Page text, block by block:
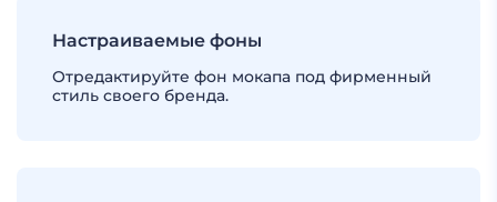
Настраиваемые фоны
Отредактируйте фон мокапа под фирменный
стиль своего бренда.